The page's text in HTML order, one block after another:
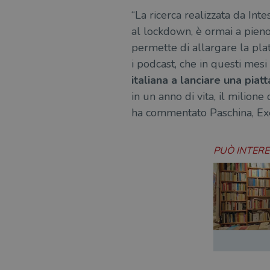
“La ricerca realizzata da
al lockdown, è ormai a
permette di allargare la
i podcast, che in questi
italiana a lanciare una
in un anno di vita, il milione
ha commentato Paschina,
PUÒ
msToken
_ga_RXJCD2NFMF
LLC
Nome
Fornitore/
Dominio
Nome
__Secure-
VISITOR_INFO1_LIVE